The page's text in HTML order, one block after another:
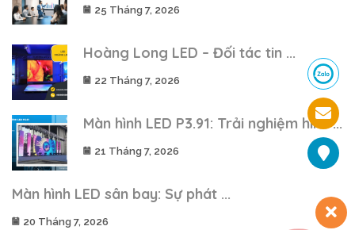
25 Tháng 7, 2026
Hoàng Long LED – Đối tác tin ...
22 Tháng 7, 2026
Màn hình LED P3.91: Trải nghiệm hình ...
21 Tháng 7, 2026
Màn hình LED sân bay: Sự phát ...
20 Tháng 7, 2026